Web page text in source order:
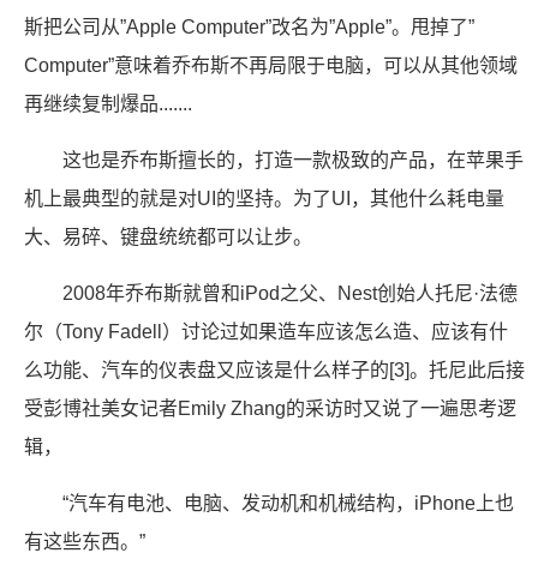
斯把公司从”Apple Computer”改名为”Apple”。甩掉了”
Computer”意味着乔布斯不再局限于电脑，可以从其他领域
再继续复制爆品.......
这也是乔布斯擅长的，打造一款极致的产品，在苹果手
机上最典型的就是对UI的坚持。为了UI，其他什么耗电量
大、易碎、键盘统统都可以让步。
2008年乔布斯就曾和iPod之父、Nest创始人托尼·法德
尔（Tony Fadell）讨论过如果造车应该怎么造、应该有什
么功能、汽车的仪表盘又应该是什么样子的[3]。托尼此后接
受彭博社美女记者Emily Zhang的采访时又说了一遍思考逻
辑，
“汽车有电池、电脑、发动机和机械结构，iPhone上也
有这些东西。”